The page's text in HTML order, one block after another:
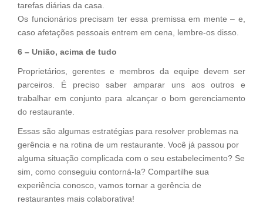
tarefas diárias da casa.
Os funcionários precisam ter essa premissa em mente – e,
caso afetações pessoais entrem em cena, lembre-os disso.
6 – União, acima de tudo
Proprietários, gerentes e membros da equipe devem ser
parceiros. É preciso saber amparar uns aos outros e
trabalhar em conjunto para alcançar o bom gerenciamento
do restaurante.
Essas são algumas estratégias para resolver problemas na
gerência e na rotina de um restaurante. Você já passou por
alguma situação complicada com o seu estabelecimento? Se
sim, como conseguiu contorná-la? Compartilhe sua
experiência conosco, vamos tornar a gerência de
restaurantes mais colaborativa!